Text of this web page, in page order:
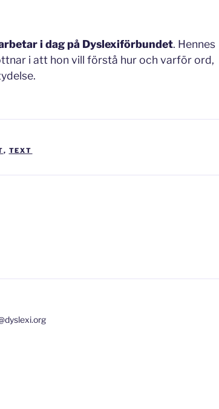
i dag på Dyslexiförbundet. Hennes
i att hon vill förstå hur och varför ord,
, TEXT